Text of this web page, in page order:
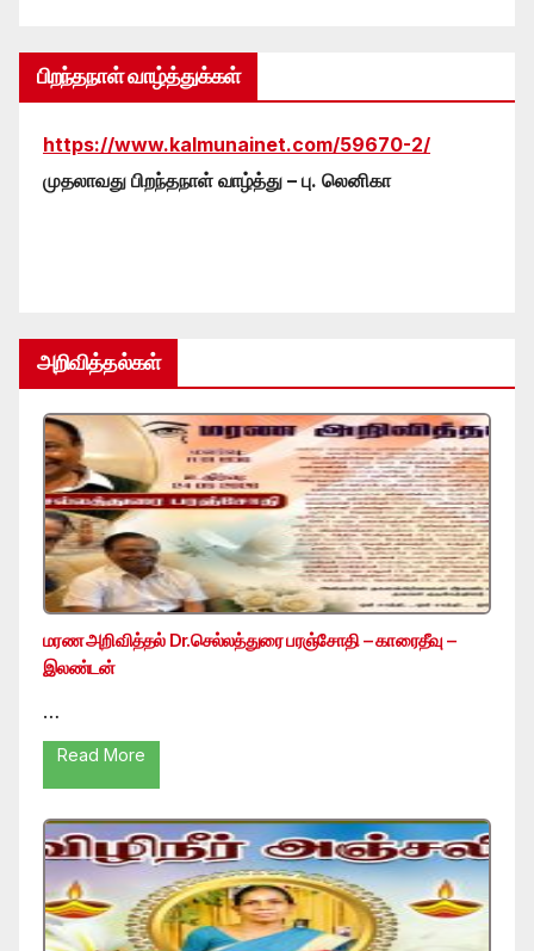
பிறந்தநாள் வாழ்த்துக்கள்
https://www.kalmunainet.com/59670-2/
முதலாவது பிறந்தநாள் வாழ்த்து – பு. லெனிகா
அறிவித்தல்கள்
மரண அறிவித்தல் Dr.செல்லத்துரை பரஞ்சோதி – காரைதீவு –
இலண்டன்
…
Read More